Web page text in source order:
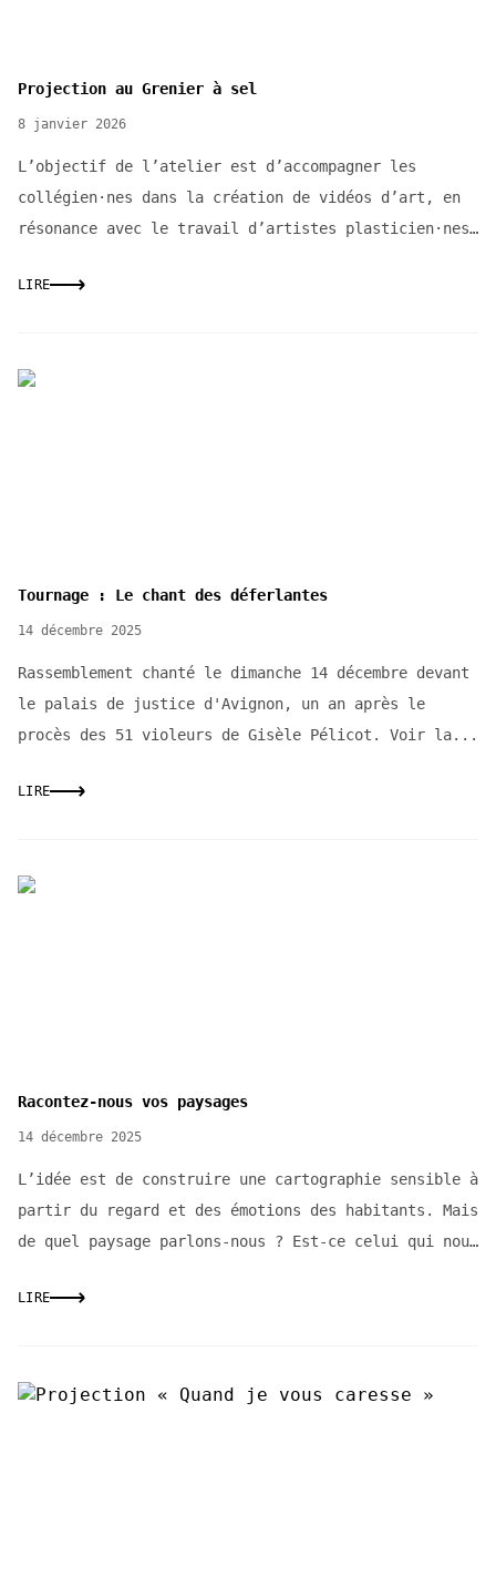
Projection au Grenier à sel
8 janvier 2026
L’objectif de l’atelier est d’accompagner les
collégien·nes dans la création de vidéos d’art, en
résonance avec le travail d’artistes plasticien·nes
LIRE
Tournage : Le chant des déferlantes
14 décembre 2025
Rassemblement chanté le dimanche 14 décembre devant
le palais de justice d'Avignon, un an après le
procès des 51 violeurs de Gisèle Pélicot. Voir la...
LIRE
Racontez-nous vos paysages
14 décembre 2025
L’idée est de construire une cartographie sensible à
partir du regard et des émotions des habitants. Mais
de quel paysage parlons-nous ? Est-ce celui qui nous
rues, maisons ou bien celui plus intime de nos
paysage, nous proposons de le faire par le corps, à
LIRE